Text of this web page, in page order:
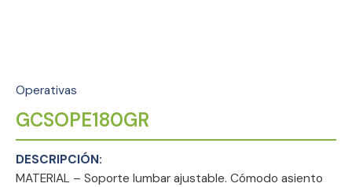
Operativas
GCSOPE180GR
MATERIAL – Soporte lumbar ajustable. Cómodo asiento